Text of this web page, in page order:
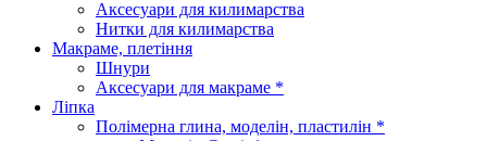
Аксесуари для килимарства
Нитки для килимарства
Макраме, плетіння
Шнури
Аксесуари для макраме *
Ліпка
Полімерна глина, моделін, пластилін *